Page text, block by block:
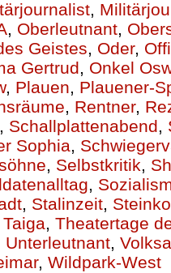
,
, Oberleutnant,
Geistes, Oder,
Gertrud, Onkel
, Plauen, Plauener-
, Rentner,
, Schallplattenabend,
Sophia,
, Selbstkritik,
,
, Stalinzeit,
Taiga, Theatertage
Unterleutnant,
, Wildpark-West